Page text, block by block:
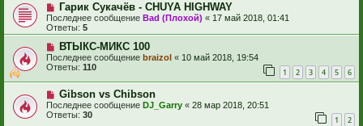
Гарик Сукачёв - CHUYA HIGHWAY
Последнее сообщение Bad (Плохой) « 17 май 2018, 01:41
Ответы: 5
ВТЫКС-МИКС 100
Последнее сообщение braizol « 10 май 2018, 19:54
Ответы: 110 1 2 3 4 5 6
Gibson vs Chibson
Последнее сообщение DJ_Garry « 28 мар 2018, 20:51
Ответы: 30 1 2